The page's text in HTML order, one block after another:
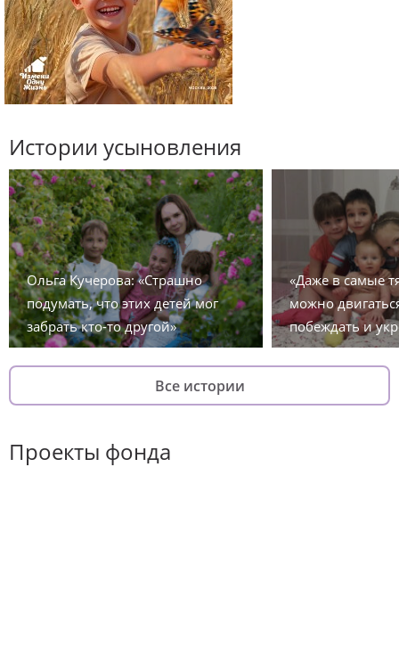
Истории усыновления
Ольга Кучерова: «Страшно
подумать, что этих детей мог
забрать кто-то другой»
«Даже в самые
можно
побеждать и
Все истории
Проекты фонда